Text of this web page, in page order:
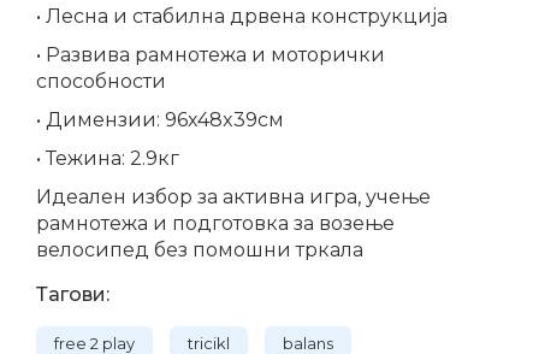
• Лесна и стабилна дрвена конструкција
• Развива рамнотежа и моторички
способности
• Димензии: 96x48x39см
• Тежина: 2.9кг
Идеален избор за активна игра, учење
рамнотежа и подготовка за возење
велосипед без помошни тркала
Тагови:
free 2 play tricikl balans